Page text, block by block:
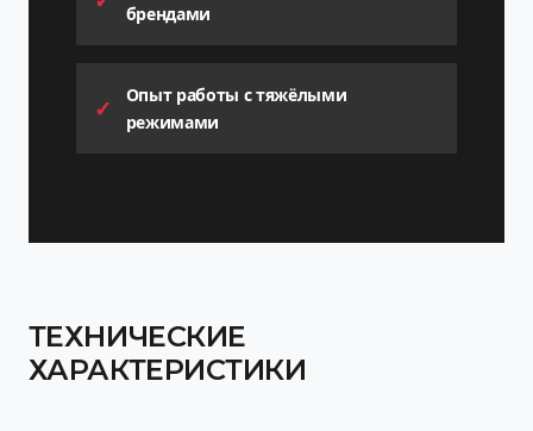
брендами
Опыт работы с тяжёлыми
режимами
ТЕХНИЧЕСКИЕ
ХАРАКТЕРИСТИКИ